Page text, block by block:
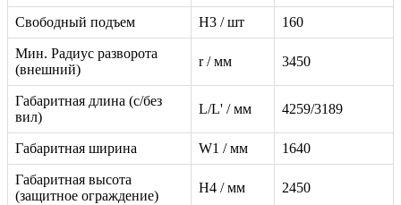
Свободный подъем H3 / шт 160
Мин. Радиус разворота
(внешний)
r / мм 3450
Габаритная длина (с/без
вил)
L/L' / мм 4259/3189
Габаритная ширина W1 / мм 1640
Габаритная высота
(защитное ограждение)
H4 / мм 2450